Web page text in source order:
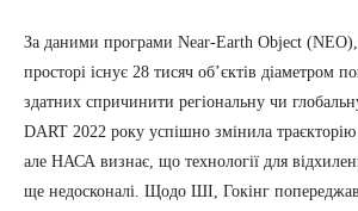
За даними програми Near-Earth Object
просторі існує 28 тисяч об’єктів діаметром
здатних спричинити регіональну чи
DART 2022 року успішно змінила траєкторію
але НАСА визнає, що технології для
ще недосконалі. Щодо ШІ, Гокінг